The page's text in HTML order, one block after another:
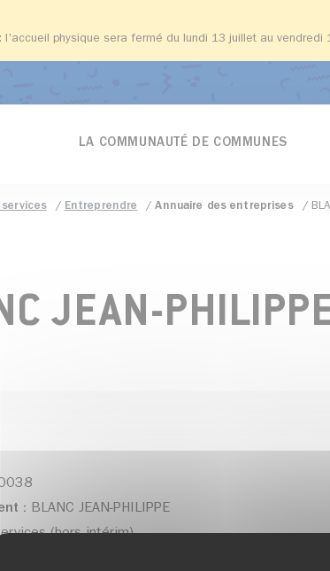
: l'accueil physique sera fermé du lundi 13 juillet au
LA COMMUNAUTÉ DE COMMUNES
Entreprendre Annuaire des entreprises
JEAN-
: BLANC JEAN-PHILIPPE
(hors intérim)
- Allevard